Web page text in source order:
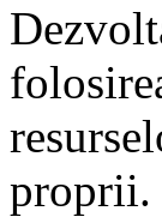
proprii.